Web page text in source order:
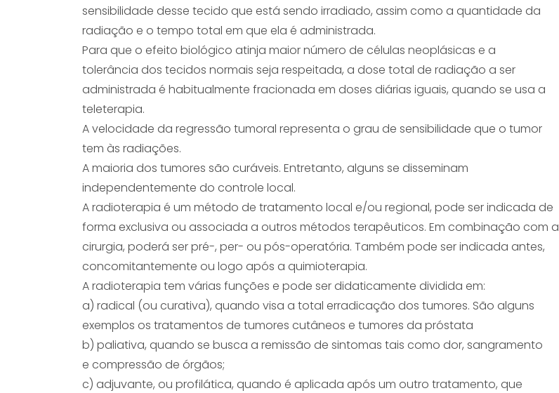
sensibilidade desse tecido que está sendo irradiado, assim como a quantidade da
radiação e o tempo total em que ela é administrada.
Para que o efeito biológico atinja maior número de células neoplásicas e a
tolerância dos tecidos normais seja respeitada, a dose total de radiação a ser
administrada é habitualmente fracionada em doses diárias iguais, quando se usa a
teleterapia.
A velocidade da regressão tumoral representa o grau de sensibilidade que o tumor
tem às radiações.
A maioria dos tumores são curáveis. Entretanto, alguns se disseminam
independentemente do controle local.
A radioterapia é um método de tratamento local e/ou regional, pode ser indicada de
forma exclusiva ou associada a outros métodos terapêuticos. Em combinação com a
cirurgia, poderá ser pré-, per- ou pós-operatória. Também pode ser indicada antes,
concomitantemente ou logo após a quimioterapia.
A radioterapia tem várias funções e pode ser didaticamente dividida em:
a) radical (ou curativa), quando visa a total erradicação dos tumores. São alguns
exemplos os tratamentos de tumores cutâneos e tumores da próstata
b) paliativa, quando se busca a remissão de sintomas tais como dor, sangramento
e compressão de órgãos;
c) adjuvante, ou profilática, quando é aplicada após um outro tratamento, que